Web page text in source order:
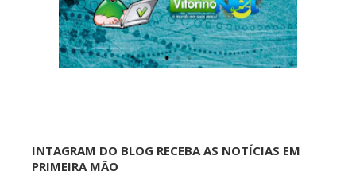
INTAGRAM DO BLOG RECEBA AS NOTÍCIAS EM
PRIMEIRA MÃO